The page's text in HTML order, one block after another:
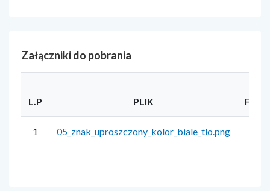
Załączniki do pobrania
L.P PLIK
1 05_znak_uproszczony_kolor_biale_tlo.png